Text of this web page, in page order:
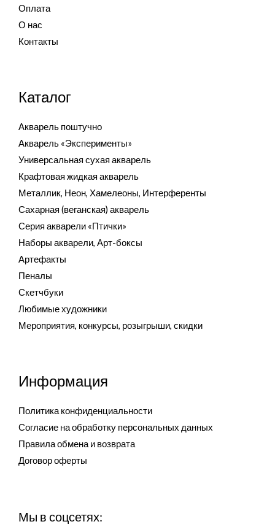
Оплата
О нас
Контакты
Каталог
Акварель поштучно
Акварель «Эксперименты»
Универсальная сухая акварель
Крафтовая жидкая акварель
Металлик, Неон, Хамелеоны, Интерференты
Сахарная (веганская) акварель
Серия акварели «Птички»
Наборы акварели, Арт-боксы
Артефакты
Пеналы
Скетчбуки
Любимые художники
Мероприятия, конкурсы, розыгрыши, скидки
Информация
Политика конфиденциальности
Согласие на обработку персональных данных
Правила обмена и возврата
Договор оферты
Мы в соцсетях: